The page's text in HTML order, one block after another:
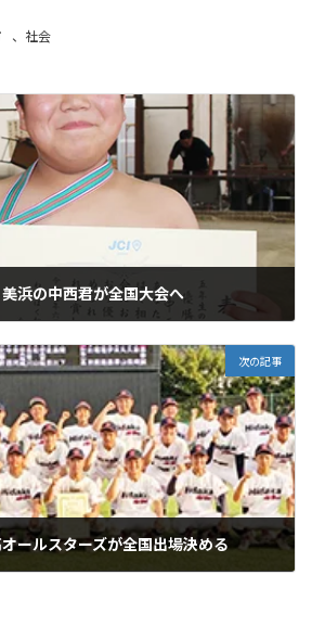
、 社会
浜の中西君が全国大会へ
次の記事
ールスターズが全国出場決める